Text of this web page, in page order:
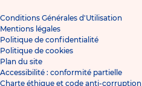
Conditions Générales d'Utilisation
Mentions légales
Politique de confidentialité
Politique de cookies
Plan du site
Accessibilité : conformité partielle
Charte éthique et code anti-corruption